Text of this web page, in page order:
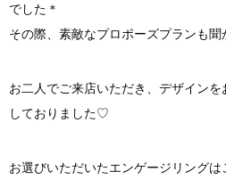
でした＊
その際、素敵なプロポーズプランも聞
お二人でご来店いただき、デザイン
しておりました♡
お選びいただいたエンゲージリングは